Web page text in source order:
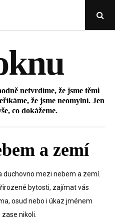
Open
netvrdíme, že jsme těmi
že jsme neomylní. Jen
co dokážeme.
a zemí
duchovno mezi nebem a zemí.
bytosti, zajímat vás
osud nebo i úkaz jménem
nikoli.